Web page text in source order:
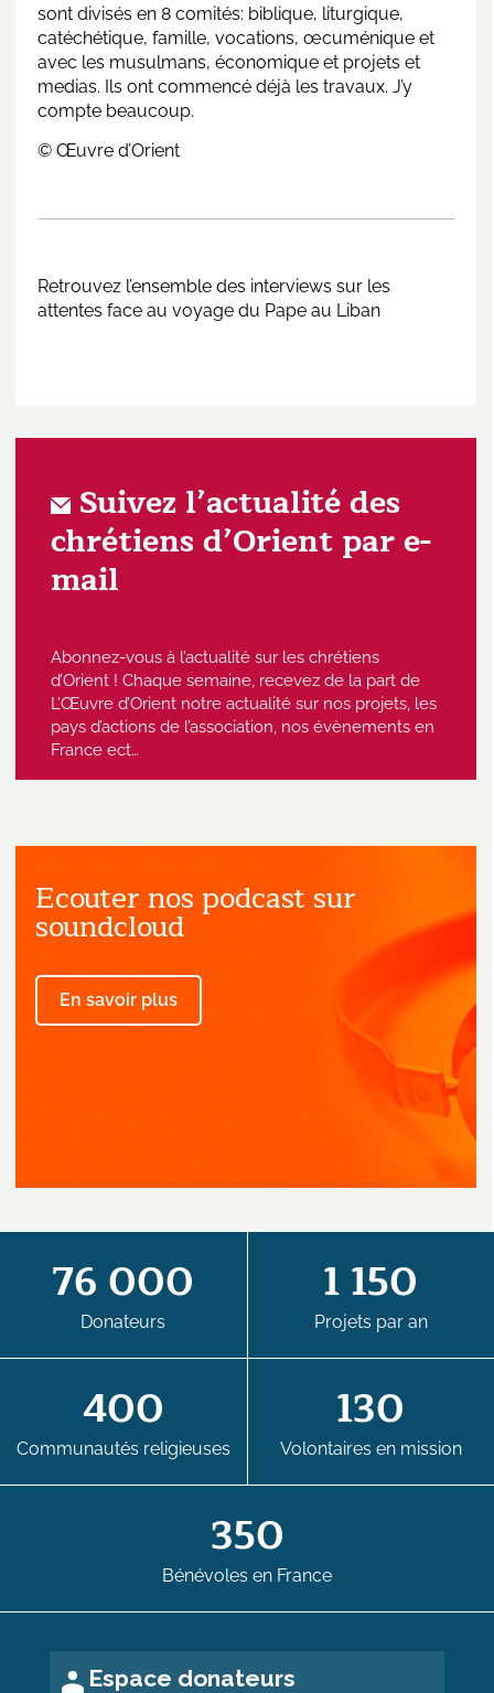
sont divisés en 8 comités: biblique, liturgique,
catéchétique, famille, vocations, œcuménique et
avec les musulmans, économique et projets et
medias. Ils ont commencé déjà les travaux. J’y
compte beaucoup.
© Œuvre d’Orient
Retrouvez l’ensemble des interviews sur les
attentes face au voyage du Pape au Liban
Suivez l’actualité des
chrétiens d’Orient par e-
mail
Abonnez-vous à l’actualité sur les chrétiens
d’Orient ! Chaque semaine, recevez de la part de
L’Œuvre d’Orient notre actualité sur nos projets, les
pays d’actions de l’association, nos évènements en
France ect…
J'accepte de recevoir des emails
provenant de l'Œuvre d'Orient.
Ecouter nos podcast sur
soundcloud
En savoir plus
76 000
Donateurs
1 150
Projets par an
400
Communautés religieuses
130
Volontaires en mission
350
Bénévoles en France
Espace donateurs